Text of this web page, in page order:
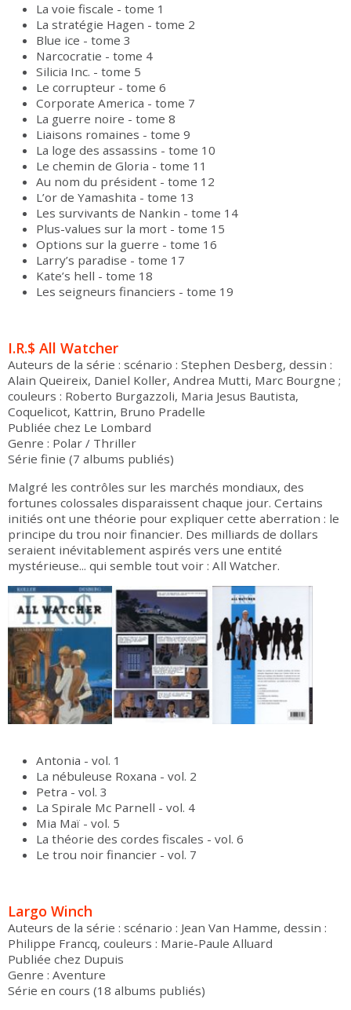
La voie fiscale - tome 1
La stratégie Hagen - tome 2
Blue ice - tome 3
Narcocratie - tome 4
Silicia Inc. - tome 5
Le corrupteur - tome 6
Corporate America - tome 7
La guerre noire - tome 8
Liaisons romaines - tome 9
La loge des assassins - tome 10
Le chemin de Gloria - tome 11
Au nom du président - tome 12
L’or de Yamashita - tome 13
Les survivants de Nankin - tome 14
Plus-values sur la mort - tome 15
Options sur la guerre - tome 16
Larry’s paradise - tome 17
Kate’s hell - tome 18
Les seigneurs financiers - tome 19
I.R.$ All Watcher
Auteurs de la série : scénario : Stephen Desberg, dessin :
Alain Queireix, Daniel Koller, Andrea Mutti, Marc Bourgne ;
couleurs : Roberto Burgazzoli, Maria Jesus Bautista,
Coquelicot, Kattrin, Bruno Pradelle
Publiée chez Le Lombard
Genre : Polar / Thriller
Série finie (7 albums publiés)
Malgré les contrôles sur les marchés mondiaux, des
fortunes colossales disparaissent chaque jour. Certains
initiés ont une théorie pour expliquer cette aberration : le
principe du trou noir financier. Des milliards de dollars
seraient inévitablement aspirés vers une entité
mystérieuse... qui semble tout voir : All Watcher.
Antonia - vol. 1
La nébuleuse Roxana - vol. 2
Petra - vol. 3
La Spirale Mc Parnell - vol. 4
Mia Maï - vol. 5
La théorie des cordes fiscales - vol. 6
Le trou noir financier - vol. 7
Largo Winch
Auteurs de la série : scénario : Jean Van Hamme, dessin :
Philippe Francq, couleurs : Marie-Paule Alluard
Publiée chez Dupuis
Genre : Aventure
Série en cours (18 albums publiés)